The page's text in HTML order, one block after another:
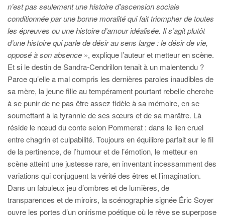
n’est pas seulement une histoire d’ascension sociale
conditionnée par une bonne moralité qui fait triompher de toutes
les épreuves ou une histoire d’amour idéalisée. Il s’agit plutôt
d’une histoire qui parle de désir au sens large : le désir de vie,
opposé à son absence », explique l’auteur et metteur en scène.
Et si le destin de Sandra-Cendrillon tenait à un malentendu ?
Parce qu’elle a mal compris les dernières paroles inaudibles de
sa mère, la jeune fille au tempérament pourtant rebelle cherche
à se punir de ne pas être assez fidèle à sa mémoire, en se
soumettant à la tyrannie de ses sœurs et de sa marâtre. Là
réside le nœud du conte selon Pommerat : dans le lien cruel
entre chagrin et culpabilité. Toujours en équilibre parfait sur le fil
de la pertinence, de l’humour et de l’émotion, le metteur en
scène atteint une justesse rare, en inventant incessamment des
variations qui conjuguent la vérité des êtres et l’imagination.
Dans un fabuleux jeu d’ombres et de lumières, de
transparences et de miroirs, la scénographie signée Éric Soyer
ouvre les portes d’un onirisme poétique où le rêve se superpose